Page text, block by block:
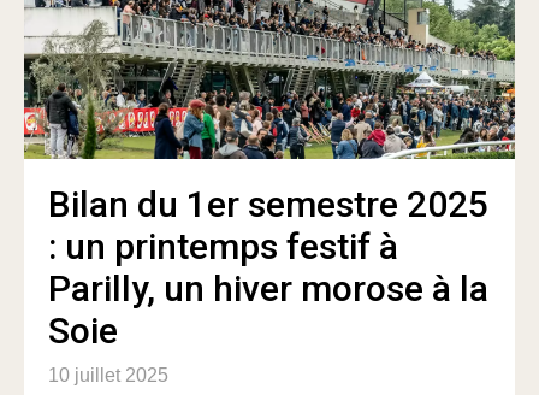
Bilan du 1er semestre 2025
: un printemps festif à
Parilly, un hiver morose à la
Soie
10 juillet 2025